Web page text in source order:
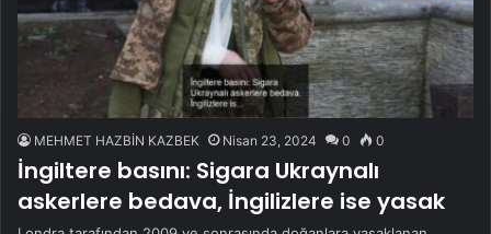
MEHMET HAZBİN KAZBEK Nisan 23, 2024 0 0
İngiltere basını: Sigara Ukraynalı
askerlere bedava, İngilizlere ise yasak